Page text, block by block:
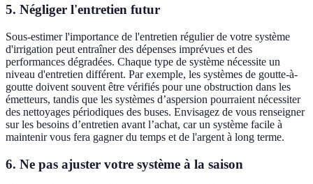
5. Négliger l'entretien futur
Sous-estimer l'importance de l'entretien régulier de votre système
d'irrigation peut entraîner des dépenses imprévues et des
performances dégradées. Chaque type de système nécessite un
niveau d'entretien différent. Par exemple, les systèmes de goutte-à-
goutte doivent souvent être vérifiés pour une obstruction dans les
émetteurs, tandis que les systèmes d’aspersion pourraient nécessiter
des nettoyages périodiques des buses. Envisagez de vous renseigner
sur les besoins d’entretien avant l’achat, car un système facile à
maintenir vous fera gagner du temps et de l'argent à long terme.
6. Ne pas ajuster votre système à la saison